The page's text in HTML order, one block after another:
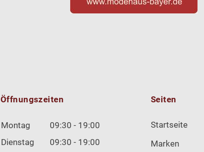
Öffnungszeiten
Montag
09:30 - 19:00
Dienstag
09:30 - 19:00
Seiten
Startseite
Marken